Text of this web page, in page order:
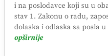
i na poslodavce koji su u
stav 1. Zakonu o radu,
dolaska i odlaska sa posla
opširnije